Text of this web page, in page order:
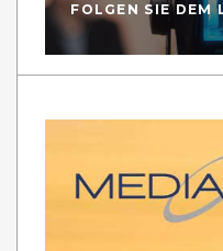
FOLGEN SIE DEM